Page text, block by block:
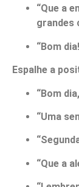
“Que a
grandes
“Bom
Espalhe a
“Bom
“Uma
“Que a